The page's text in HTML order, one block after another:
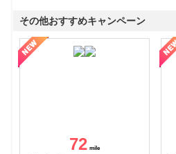
その他おすすめキャンペーン
72